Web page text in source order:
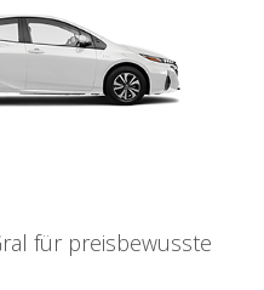
für preisbewusste